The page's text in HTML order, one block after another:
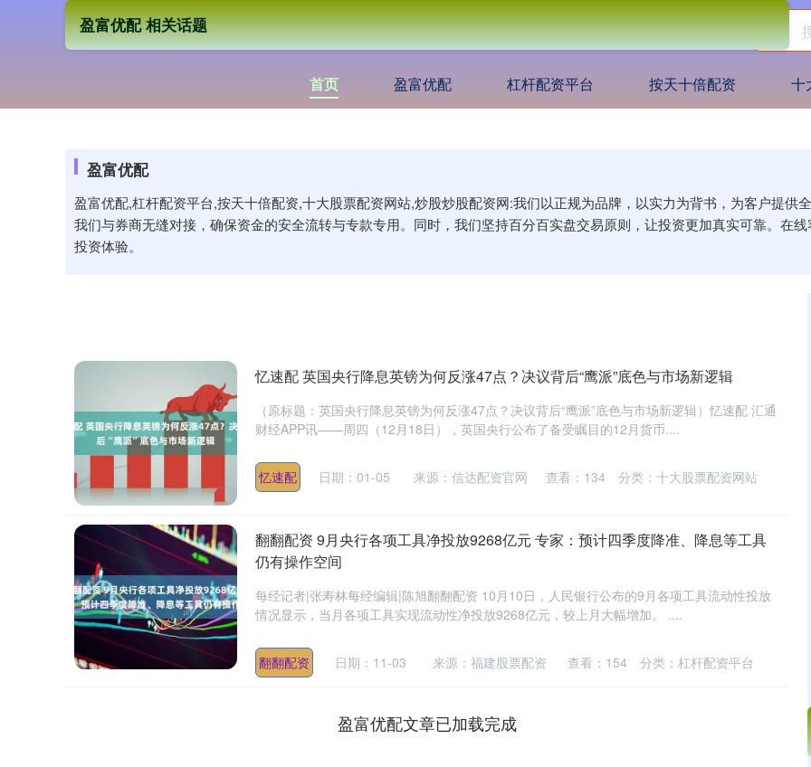
首页 盈富优配 杠杆配资平台 按天十倍配资 十
盈富优配
盈富优配,杠杆配资平台,按天十倍配资,十大股票配资网站,炒股炒股配资网:我们以正规为品牌，以实力为背书，为客户提供
我们与券商无缝对接，确保资金的安全流转与专款专用。同时，我们坚持百分百实盘交易原则，让投资更加真实可靠。在
投资体验。
盈富优配 相关话题
忆速配 英国央行降息英镑为何反涨47点？决议背后“鹰派”底色与市场新逻辑
（原标题：英国央行降息英镑为何反涨47点？决议背后“鹰派”底色与市场新逻辑）忆速配 汇通
财经APP讯——周四（12月18日），英国央行公布了备受瞩目的12月货币....
忆速配 日期：01-05 来源：信达配资官网 查看： 134 分类： 十大股票配资网站
翻翻配资 9月央行各项工具净投放9268亿元 专家：预计四季度降准、降息等工具
仍有操作空间
每经记者|张寿林每经编辑|陈旭翻翻配资 10月10日，人民银行公布的9月各项工具流动性投放
情况显示，当月各项工具实现流动性净投放9268亿元，较上月大幅增加。 ....
翻翻配资 日期：11-03 来源：福建股票配资 查看： 154 分类：杠杆配资平台
盈富优配文章已加载完成